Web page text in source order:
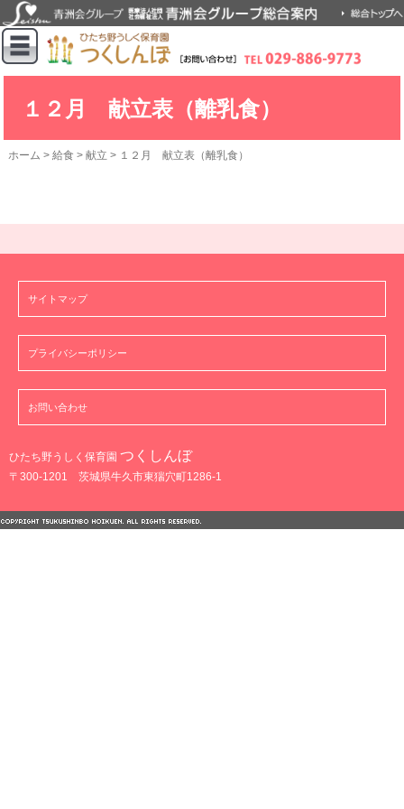
１２月 献立表（離乳食）
ホーム >給食 >献立 > １２月 献立表（離乳食）
サイトマップ
プライバシーポリシー
お問い合わせ
ひたち野うしく保育園 つくしんぼ
〒300-1201 茨城県牛久市東猯穴町1286-1